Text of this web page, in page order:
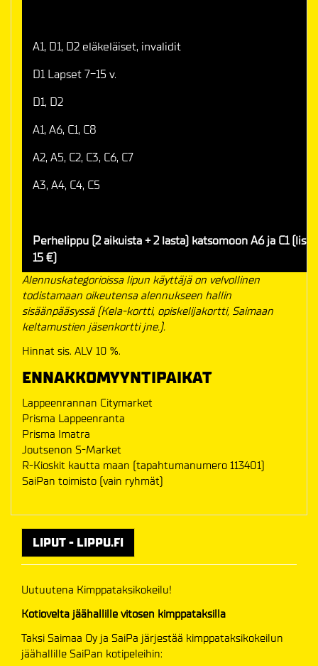
A1, D1, D2 eläkeläiset, invalidit
D1 Lapset 7-15 v.
D1, D2
A1, A6, C1, C8
A2, A5, C2, C3, C6, C7
A3, A4, C4, C5
Perhelippu (2 aikuista + 2 lasta) katsomoon A6 ja C1
15 €)
Alennuskategorioissa lipun käyttäjä on velvollinen
todistamaan oikeutensa alennukseen hallin
sisäänpääsyssä (Kela-kortti, opiskelijakortti, Saimaan
keltamustien jäsenkortti jne.).
Hinnat sis. ALV 10 %.
ENNAKKOMYYNTIPAIKAT
Lappeenrannan Citymarket
Prisma Lappeenranta
Prisma Imatra
Joutsenon S-Market
R-Kioskit kautta maan (tapahtumanumero 113401)
SaiPan toimisto (vain ryhmät)
LIPUT - LIPPU.FI
Uutuutena Kimppataksikokeilu!
Kotiovelta jäähallille vitosen kimppataksilla
Taksi Saimaa Oy ja SaiPa järjestää kimppataksikokeilun
jäähallille SaiPan kotipeleihin: